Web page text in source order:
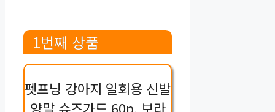
1번째 상품
펫프닝 강아지 일회용 신발
양말 슈즈가드 60p, 보라